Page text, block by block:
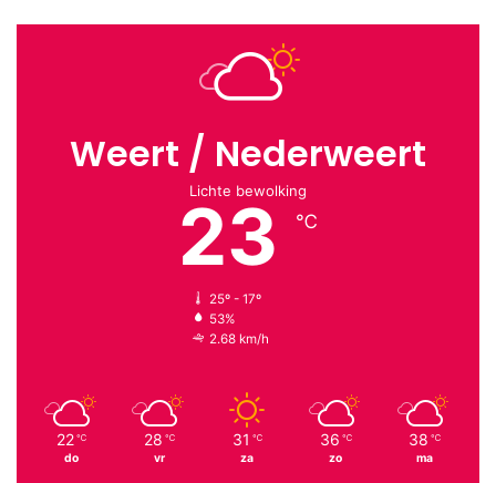
Weert / Nederweert
Lichte bewolking
23 ℃
25º - 17º
53%
2.68 km/h
22 ℃
do
28 ℃
vr
31 ℃
za
36 ℃
zo
38 ℃
ma